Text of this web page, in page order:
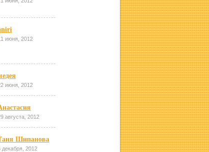
июня, 2012
июня, 2012
августа, 2012
Шипанова
декабря, 2012